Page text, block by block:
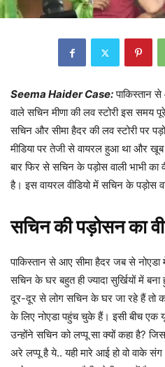
Seema Haider Case:पाकिस्तान
वाले सचिन मीणा की लव स्टोरी इस समय
सचिन और सीमा हैदर की लव स्टोरी पर
मीडिया पर तेजी से वायरल हुआ था और
बार फिर से सचिन के पड़ोस वाली भाभी का
है। इस वायरल वीडियो में सचिन के पड़ोस
सचिन की पड़ोसन का
पाकिस्तान से आए सीमा हैदर जब से
सचिन के घर बहुत ही ज्यादा सुर्खियों में
दूर-दूर से लोग सचिन के घर जा रहे हैं तो
के लिए नोएडा पहुंच चुके हैं। इसी बीच एक
उन्होंने सचिन को लप्पू सा क्यों कहा है?
अरे लप्पू है ये.. यही मारे आई हो वो वाके